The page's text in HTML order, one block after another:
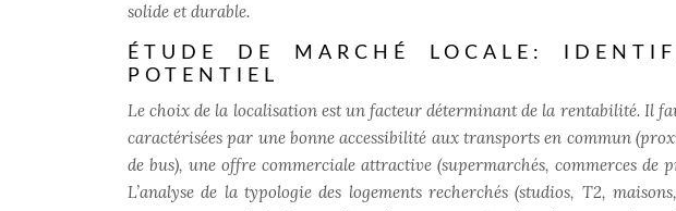
solide et durable.
ÉTUDE DE MARCHÉ LOCALE:
POTENTIEL
Le choix de la localisation est un facteur déterminant de la rentabilité. Il
caractérisées par une bonne accessibilité aux transports en commun
de bus), une offre commerciale attractive (supermarchés, commerces
L’analyse de la typologie des logements recherchés (studios, T2,